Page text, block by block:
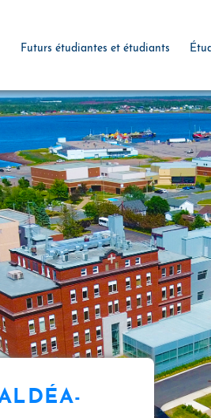
Futurs étudiantes et étudiants